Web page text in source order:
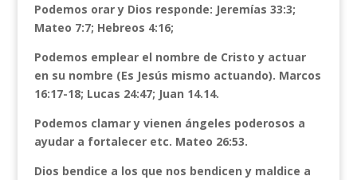
Podemos orar y Dios responde: Jeremías 33:3;
Mateo 7:7; Hebreos 4:16;
Podemos emplear el nombre de Cristo y actuar
en su nombre (Es Jesús mismo actuando). Marcos
16:17-18; Lucas 24:47; Juan 14.14.
Podemos clamar y vienen ángeles poderosos a
ayudar a fortalecer etc. Mateo 26:53.
Dios bendice a los que nos bendicen y maldice a